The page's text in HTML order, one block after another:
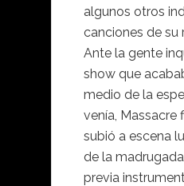
algunos otros
canciones de su
Ante la gente
show que
medio de la
venía, Massacre
subió a escena
de la
previa